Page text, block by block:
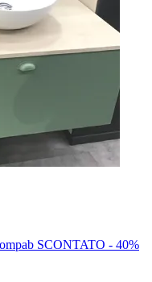
SCONTATO - 40%